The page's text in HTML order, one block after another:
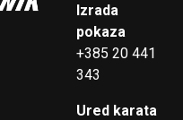
Izrada
pokaza
+385 20 441
343
Ured karata